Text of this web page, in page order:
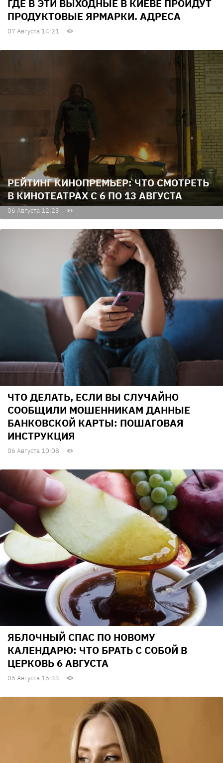
ГДЕ В ЭТИ ВЫХОДНЫЕ В КИЕВЕ ПРОЙДУТ
ПРОДУКТОВЫЕ ЯРМАРКИ. АДРЕСА
07 Августа 14:21
РЕЙТИНГ КИНОПРЕМЬЕР: ЧТО СМОТРЕТЬ
В КИНОТЕАТРАХ С 6 ПО 13 АВГУСТА
06 Августа 12:23
ЧТО ДЕЛАТЬ, ЕСЛИ ВЫ СЛУЧАЙНО
СООБЩИЛИ МОШЕННИКАМ ДАННЫЕ
БАНКОВСКОЙ КАРТЫ: ПОШАГОВАЯ
ИНСТРУКЦИЯ
06 Августа 10:08
ЯБЛОЧНЫЙ СПАС ПО НОВОМУ
КАЛЕНДАРЮ: ЧТО БРАТЬ С СОБОЙ В
ЦЕРКОВЬ 6 АВГУСТА
05 Августа 15:33